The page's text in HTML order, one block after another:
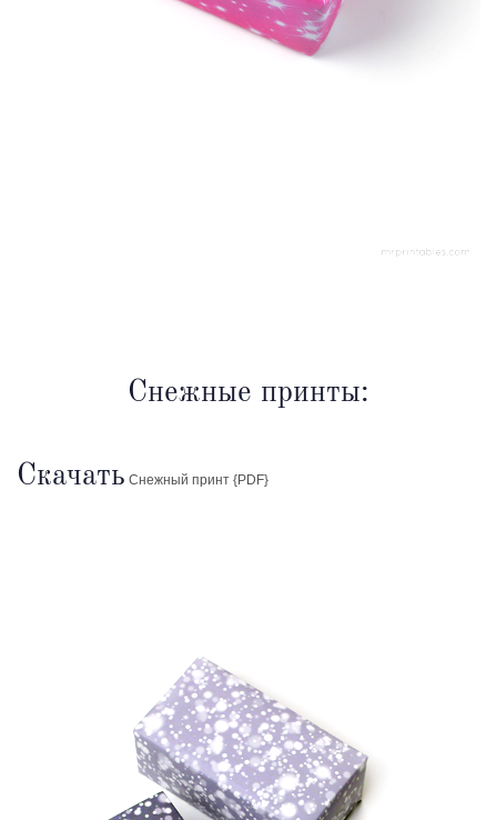
Снежные принты:
Скачать Снежный принт {PDF}